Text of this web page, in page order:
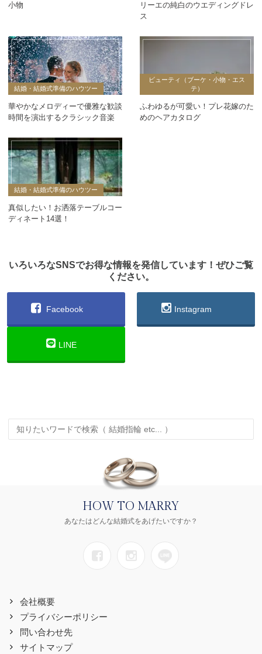
小物
リーエの純白のウエディングドレ
ス
結婚・結婚式準備のハウツー
華やかなメロディーで優雅な歓談
時間を演出するクラシック音楽
ビューティ（ブーケ・小物・エス
テ）
ふわゆるが可愛い！プレ花嫁のた
めのヘアカタログ
結婚・結婚式準備のハウツー
真似したい！お洒落テーブルコー
ディネート14選！
いろいろなSNSでお得な情報を発信しています！ぜひご覧
ください。
Facebook Instagram
LINE
HOW TO MARRY
あなたはどんな結婚式をあげたいですか？
会社概要
プライバシーポリシー
問い合わせ先
サイトマップ